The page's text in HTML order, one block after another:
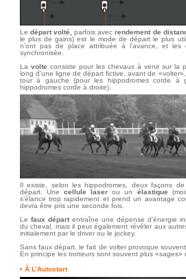
Le départ volté, parfois avecrendement de
le plus de gains) est le mode de départ le plus
n’ont pas de place attribuée à l’avance, et les
synchronisée.
La volte consiste pour les chevaux à venir sur la
long d’une ligne de départ fictive, avant de
tour à gauche (pour les hippodromes corde à
hippodromes corde à droite).
Il existe, selon les hippodromes, deux façons
départ. Unecellule laser ou un élastique
s’élance trop rapidement et prend un avantage
devra être pris une seconde fois.
Le faux départentraîne une dépense d’énergie
du cheval , mais il peut également révéler aux
initialement par le driver ou le jockey.
Sans faux départ, le fait de volter provoque
En principe les trotteurs sont souvent plus «sages»
• À L’Autostart